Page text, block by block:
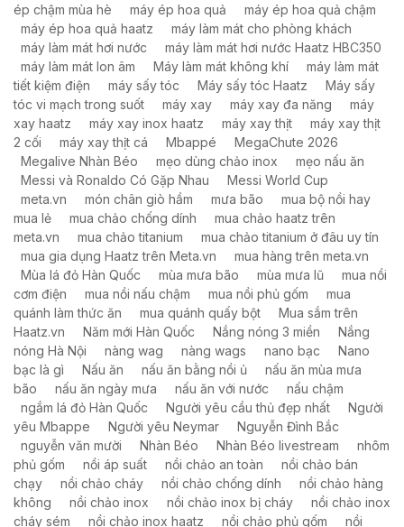
ép chậm mùa hè
máy ép hoa quả
máy ép hoa quả chậm
máy ép hoa quả haatz
máy làm mát cho phòng khách
máy làm mát hơi nước
máy làm mát hơi nước Haatz HBC350
máy làm mát Ion âm
Máy làm mát không khí
máy làm mát
tiết kiệm điện
máy sấy tóc Máy sấy tóc Haatz
Máy sấy
tóc vi mạch trong suốt
máy xay máy xay đa năng
máy
xay haatz
máy xay inox haatz máy xay thịt
máy xay thịt
2 cối
máy xay thịt cá Mbappé
MegaChute 2026
Megalive Nhàn Béo
mẹo dùng chảo inox
mẹo nấu ăn
Messi và Ronaldo Có Gặp Nhau
Messi World Cup
meta.vn
món chân giò hầm mưa bão
mua bộ nồi hay
mua lẻ
mua chảo chống dính
mua chảo haatz trên
meta.vn
mua chảo titanium
mua chảo titanium ở đâu uy tín
mua gia dụng Haatz trên Meta.vn
mua hàng trên meta.vn
Mùa lá đỏ Hàn Quốc
mùa mưa bão mùa mưa lũ
mua nồi
cơm điện
mua nồi nấu chậm mua nồi phủ gốm
mua
quánh làm thức ăn
mua quánh quấy bột
Mua sắm trên
Haatz.vn
Năm mới Hàn Quốc Nắng nóng 3 miền
Nắng
nóng Hà Nội
nàng wag nàng wags nano bạc
Nano
bạc là gì
Nấu ăn nấu ăn bằng nồi ủ
nấu ăn mùa mưa
bão
nấu ăn ngày mưa nấu ăn với nước
nấu chậm
ngắm lá đỏ Hàn Quốc
Người yêu cầu thủ đẹp nhất
Người
yêu Mbappe
Người yêu Neymar
Nguyễn Đình Bắc
nguyễn văn mười
Nhàn Béo Nhàn Béo livestream
nhôm
phủ gốm
nồi áp suất nồi chảo an toàn
nồi chảo bán
chạy
nồi chảo cháy nồi chảo chống dính
nồi chảo hàng
không
nồi chảo inox nồi chảo inox bị cháy
nồi chảo inox
cháy sém
nồi chảo inox haatz nồi chảo phủ gốm
nồi